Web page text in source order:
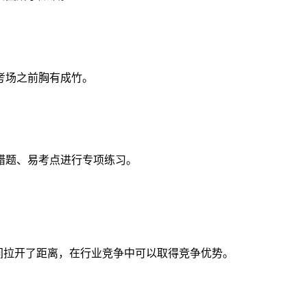
之前胸有成竹。
、易考点进行专项练习。
开了距离，在行业竞争中可以取得竞争优势。